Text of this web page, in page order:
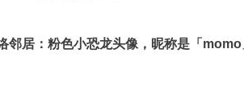
邻居：粉色小恐龙头像，昵称是「momo